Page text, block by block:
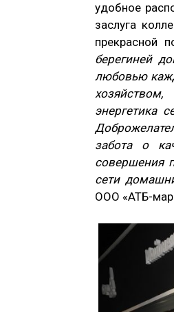
удобное
заслуга
прекрасной
берегиней
любовью
энергетика
забота о
совершения
сети
ООО «АТБ-